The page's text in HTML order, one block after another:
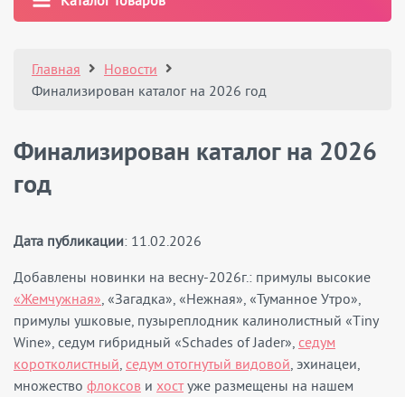
Главная
Новости
Финализирован каталог на 2026 год
Финализирован каталог на 2026
год
Дата публикации: 11.02.2026
Добавлены новинки на весну-2026г.: примулы высокие
«Жемчужная», «Загадка», «Нежная», «Туманное Утро»,
примулы ушковые, пузыреплодник калинолистный «Tiny
Wine», седум гибридный «Schades of Jader», седум
коротколистный, седум отогнутый видовой, эхинацеи,
множество флоксов и хостуже размещены на нашем